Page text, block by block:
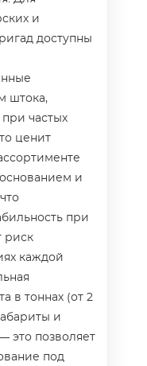
и
доступны
штока,
частых
ценит
и
при
риск
каждой
в тоннах (от 2
и
это позволяет
под